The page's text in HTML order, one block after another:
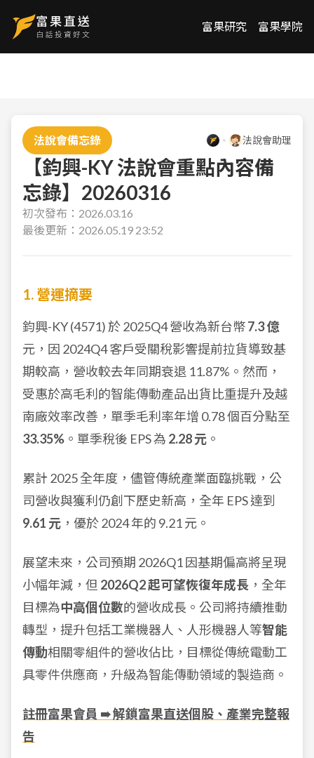
富果研究 富果學院
法說會備忘錄 法說會助理
【鈞興-KY 法說會重點內容備
忘錄】20260316
初次發布： 2026.03.16
最後更新： 2026.05.19 23:52
1. 營運摘要
鈞興-KY (4571) 於 2025Q4 營收為新台幣7.3 億
元，因 2024Q4 客戶受關稅影響提前拉貨導致基
期較高，營收較去年同期衰退 11.87%。然而，
受惠於高毛利的智能傳動產品出貨比重提升及越
南廠效率改善，單季毛利率年增 0.78 個百分點至
33.35% 。單季稅後 EPS 為 2.28 元 。
累計 2025 全年度，儘管傳統產業面臨挑戰，公
司營收與獲利仍創下歷史新高，全年 EPS 達到
9.61 元 ，優於 2024 年的 9.21 元。
展望未來，公司預期 2026Q1 因基期偏高將呈現
小幅年減，但 2026Q2 起可望恢復年成長 ，全年
目標為中高個位數的營收成長。公司將持續推動
轉型，提升包括工業機器人、人形機器人等智能
傳動相關零組件的營收佔比，目標從傳統電動工
具零件供應商，升級為智能傳動領域的製造商。
註冊富果會員 ➠ 解鎖富果直送個股、產業完整報
告